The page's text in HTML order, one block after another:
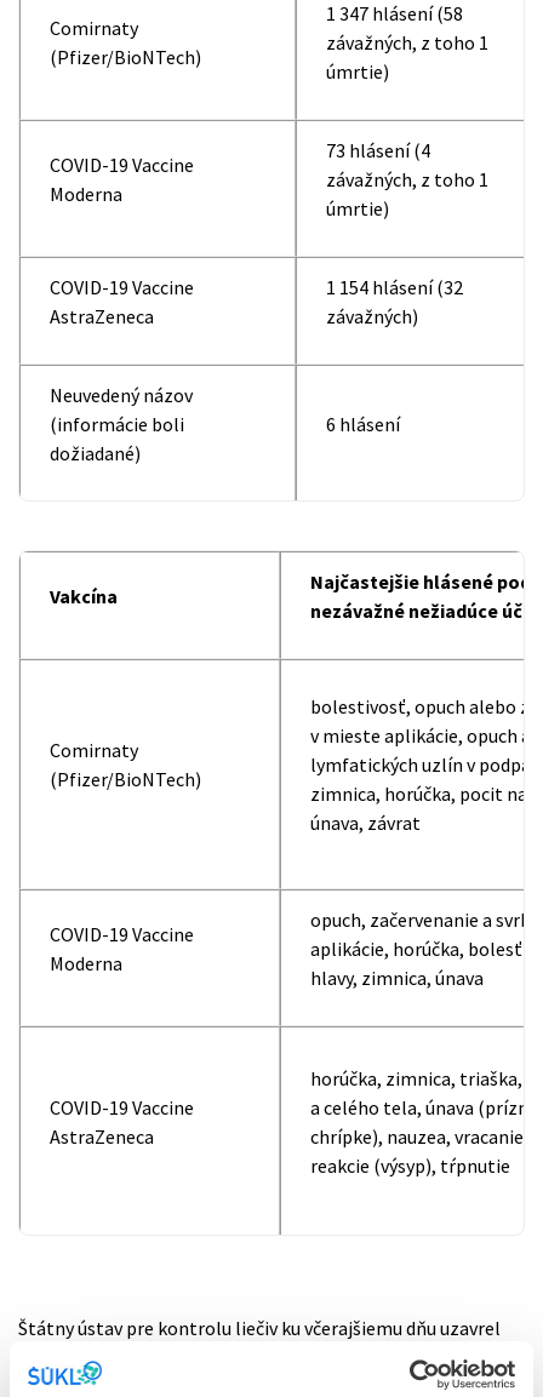
Comirnaty
(Pfizer/BioNTech)
1 347 hlásení (58
závažných, z toho 1
úmrtie)
COVID-19 Vaccine
Moderna
73 hlásení (4
závažných, z toho 1
úmrtie)
COVID-19 Vaccine
AstraZeneca
1 154 hlásení (32
závažných)
Neuvedený názov
(informácie boli
dožiadané)
6 hlásení
Vakcína
Najčastejšie hlásené
nezávažné nežiadúce
Comirnaty
(Pfizer/BioNTech)
bolestivosť, opuch alebo
v mieste aplikácie, opuch a
lymfatických uzlín v
zimnica, horúčka, pocit na
únava, závrat
COVID-19 Vaccine
Moderna
opuch, začervenanie a
aplikácie, horúčka, bolesť
hlavy, zimnica, únava
COVID-19 Vaccine
AstraZeneca
horúčka, zimnica, triaška,
a celého tela, únava
chrípke), nauzea, vracanie,
reakcie (výsyp), tŕpnutie
Štátny ústav pre kontrolu liečiv ku včerajšiemu dňu uzavrel
druhý prípad možného súvisu medzi očkovaním a úmrtím
Išlo o pacientku vo vyššom veku (79) s viacerými chronickými